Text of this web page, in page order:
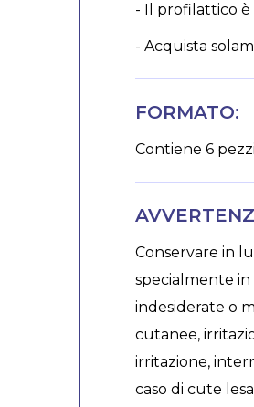
- Il profilattico è
- Acquista
FORMATO:
Contiene 6
Conservare in
specialmente
indesiderate o
cutanee,
irritazione,
caso di cute